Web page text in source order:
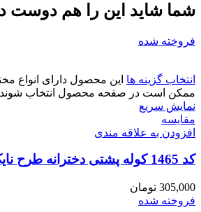
شما شاید این را هم دوست
فروخته شده
انتخاب گزینه ها این محصول دارای انواع
ممکن است در صفحه محصول انتخاب شوند
نمایش سریع
مقايسه
افزودن به علاقه مندی
کد 1465 کوله پشتی دخترانه طرح نایک و ck
305,000 تومان
فروخته شده